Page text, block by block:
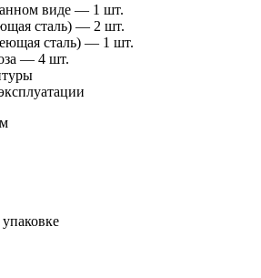
виде — 1 шт.
сталь) — 2 шт.
сталь) — 1 шт.
— 4 шт.